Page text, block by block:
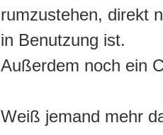
rumzustehen, direkt
in Benutzung ist.
Außerdem noch ein
Weiß jemand mehr